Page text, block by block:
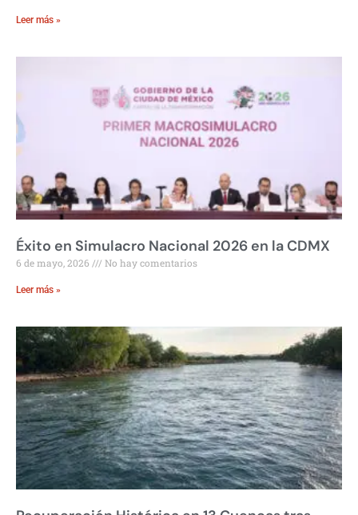
Leer más »
Éxito en Simulacro Nacional 2026 en la CDMX
6 de mayo, 2026 No hay comentarios
Leer más »